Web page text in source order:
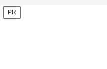
PR